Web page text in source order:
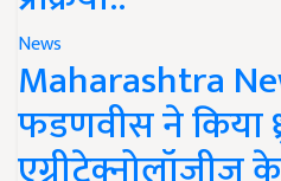
News
Maharashtra
फडणवीस ने किया